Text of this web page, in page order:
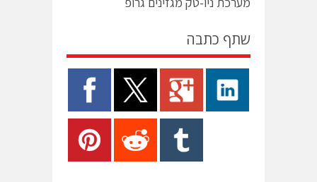
שתף כתבה